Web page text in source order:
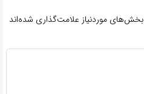
بخش‌های موردنیاز علامت‌گذاری شده‌اند